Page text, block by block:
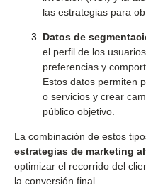
las estrategias para
Datos de
el perfil de los
preferencias y
Estos datos permiten
o servicios y crear
público objetivo.
La combinación de estos
estrategias de marketing
optimizar el recorrido del
la conversión final.